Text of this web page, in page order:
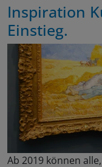
Inspiration
Einstieg.
Ab 2019 können